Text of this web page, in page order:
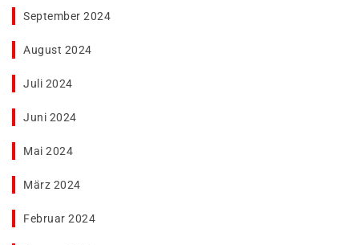
September 2024
August 2024
Juli 2024
Juni 2024
Mai 2024
März 2024
Februar 2024